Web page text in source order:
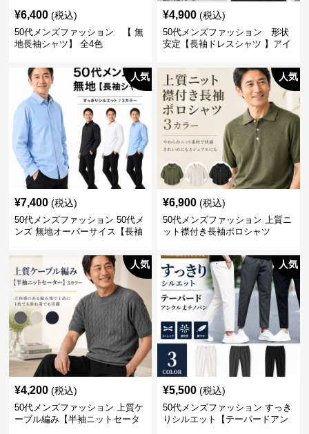
¥6,400 (税込)
50代メンズファッション 【 無
地長袖シャツ】 全4色
¥4,900 (税込)
50代メンズファッション 形状
安定【長袖ドレスシャツ 】アイ
人気
¥7,400 (税込)
50代メンズファッション 50代メ
ンズ 無地オーバーサイス【長袖
人気
¥6,900 (税込)
50代メンズファッション 上質ニ
ット襟付き長袖ポロシャツ
人気
¥4,200 (税込)
50代メンズファッション 上質ケ
ーブル編み【半袖ニットセータ
人気
¥5,500 (税込)
50代メンズファッション すっき
りシルエット【テーパードアン